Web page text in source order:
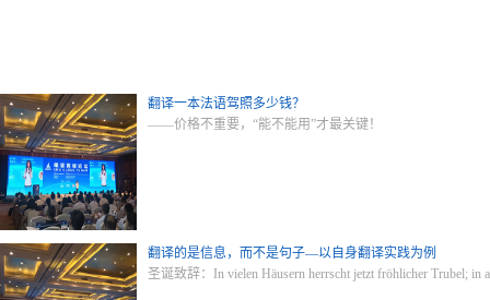
翻译一本法语驾照多少钱？
——价格不重要，“能不能用”才最关键！
翻译的是信息，而不是句子—以自身翻译实践为例
圣诞致辞：In vielen Häusern herrscht jetzt fröhlicher Trubel; in